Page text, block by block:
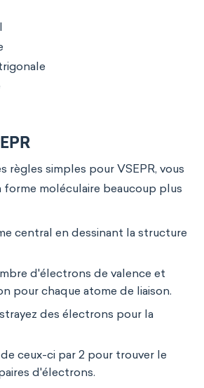
règles simples pour VSEPR, vous
forme moléculaire beaucoup plus
central en dessinant la structure
d'électrons de valence et
pour chaque atome de liaison.
des électrons pour la
ceux-ci par 2 pour trouver le
d'électrons.